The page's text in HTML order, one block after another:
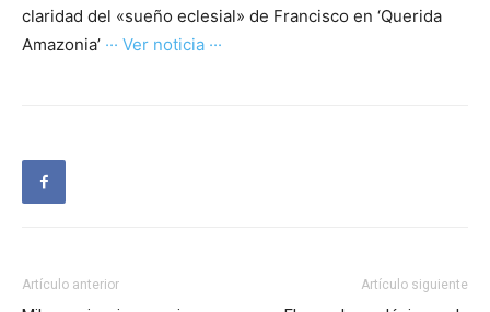
claridad del «sueño eclesial» de Francisco en ‘Querida
Amazonia’ ··· Ver noticia ···
Artículo anterior Artículo siguiente